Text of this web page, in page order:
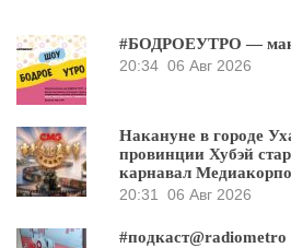
#БОДРОЕУТРО —
20:34 06 Авг 2026
Накануне в городе
провинции Хубэй
карнавал
20:31
06 Авг 2026
#подкаст@radiometro